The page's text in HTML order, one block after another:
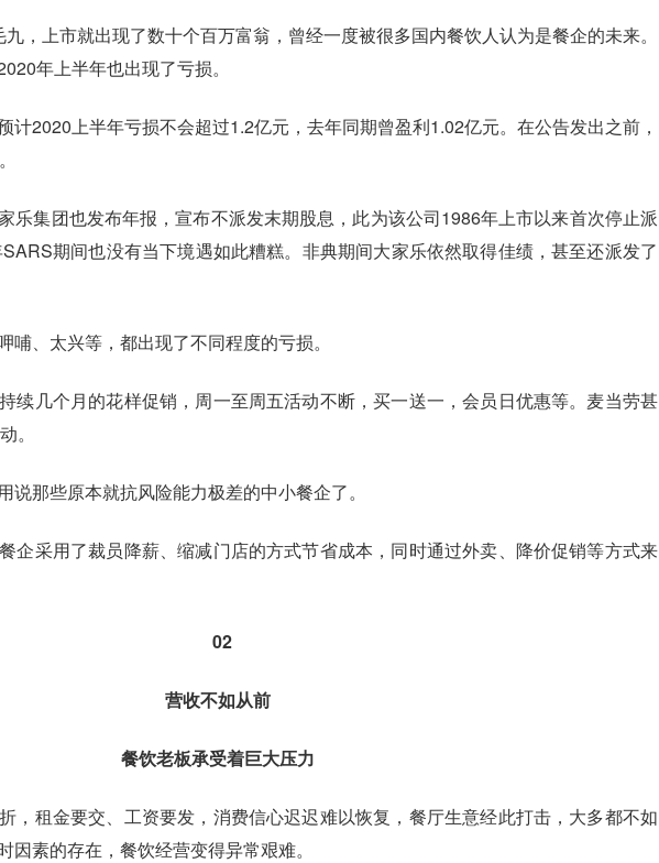
，上市就出现了数十个百万富翁，曾经一度被很多国内餐饮人认为是餐企的未来。
年上半年也出现了亏损。
计2020上半年亏损不会超过1.2亿元，去年同期曾盈利1.02亿元。在公告发出之前，
乐集团也发布年报，宣布不派发末期股息，此为该公司1986年上市以来首次停止派
期间也没有当下境遇如此糟糕。非典期间大家乐依然取得佳绩，甚至还派发了
哺、太兴等，都出现了不同程度的亏损。
续几个月的花样促销，周一至周五活动不断，买一送一，会员日优惠等。麦当劳甚
。
说那些原本就抗风险能力极差的中小餐企了。
企采用了裁员降薪、缩减门店的方式节省成本，同时通过外卖、降价促销等方式来
02
营收不如从前
餐饮老板承受着巨大压力
，租金要交、工资要发，消费信心迟迟难以恢复，餐厅生意经此打击，大多都不如
因素的存在，餐饮经营变得异常艰难。